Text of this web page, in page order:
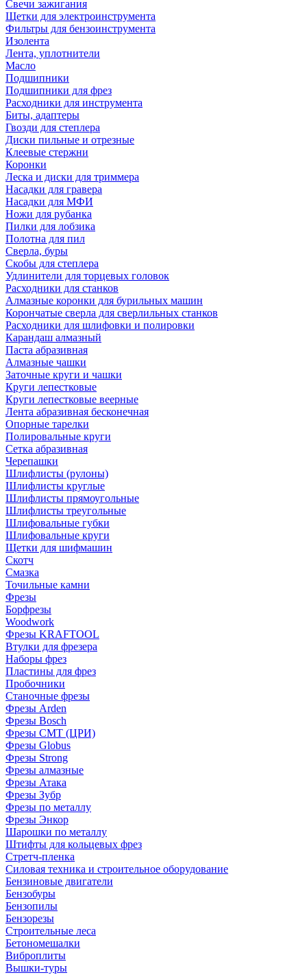
Свечи зажигания
Щетки для электроинструмента
Фильтры для бензоинструмента
Изолента
Лента, уплотнители
Масло
Подшипники
Подшипники для фрез
Расходники для инструмента
Биты, адаптеры
Гвозди для степлера
Диски пильные и отрезные
Клеевые стержни
Коронки
Леска и диски для триммера
Насадки для гравера
Насадки для МФИ
Ножи для рубанка
Пилки для лобзика
Полотна для пил
Сверла, буры
Скобы для степлера
Удлинители для торцевых головок
Расходники для станков
Алмазные коронки для бурильных машин
Корончатые сверла для сверлильных станков
Расходники для шлифовки и полировки
Карандаш алмазный
Паста абразивная
Алмазные чашки
Заточные круги и чашки
Круги лепестковые
Круги лепестковые веерные
Лента абразивная бесконечная
Опорные тарелки
Полировальные круги
Сетка абразивная
Черепашки
Шлифлисты (рулоны)
Шлифлисты круглые
Шлифлисты прямоугольные
Шлифлисты треугольные
Шлифовальные губки
Шлифовальные круги
Щетки для шифмашин
Скотч
Смазка
Точильные камни
Фрезы
Борфрезы
Woodwork
Фрезы KRAFTOOL
Втулки для фрезера
Наборы фрез
Пластины для фрез
Пробочники
Станочные фрезы
Фрезы Arden
Фрезы Bosch
Фрезы CMT (ЦРИ)
Фрезы Globus
Фрезы Strong
Фрезы алмазные
Фрезы Атака
Фрезы Зубр
Фрезы по металлу
Фрезы Энкор
Шарошки по металлу
Штифты для кольцевых фрез
Стретч-пленка
Силовая техника и строительное оборудование
Бензиновые двигатели
Бензобуры
Бензопилы
Бензорезы
Строительные леса
Бетономешалки
Виброплиты
Вышки-туры